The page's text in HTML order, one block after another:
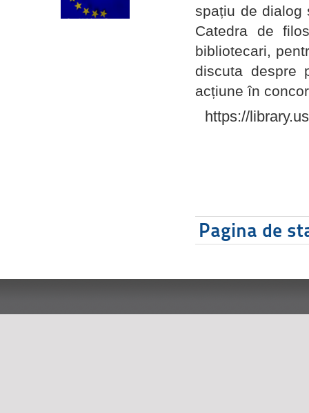
spațiu de dialog
Catedra de
bibliotecari,
discuta despre
acțiune în
https://
Pagina de